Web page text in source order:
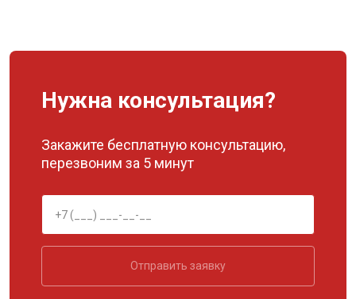
Нужна консультация?
Закажите бесплатную консультацию,
перезвоним за 5 минут
Отправить заявку